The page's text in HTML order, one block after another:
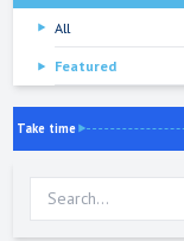
All
Featured
Take time